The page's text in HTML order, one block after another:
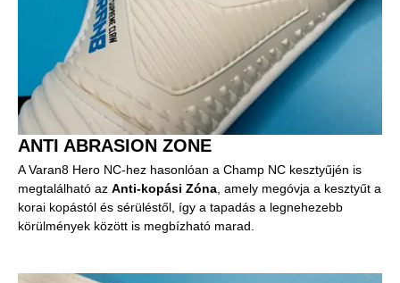
ANTI ABRASION ZONE
A Varan8 Hero NC-hez hasonlóan a Champ NC kesztyűjén is
megtalálható az Anti-kopási Zóna, amely megóvja a kesztyűt a
korai kopástól és sérüléstől, így a tapadás a legnehezebb
körülmények között is megbízható marad.